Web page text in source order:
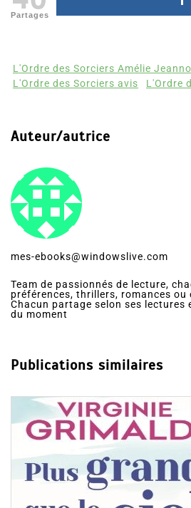
Partages
L'Ordre des Sorciers Amélie
L'Ordre des Sorciers avis
L'Ordre
Auteur/autrice
mes-ebooks@windowslive.com
Team de passionnés de lecture,
préférences, thrillers, romances ou
Chacun partage selon ses lectures
du moment
Publications similaires